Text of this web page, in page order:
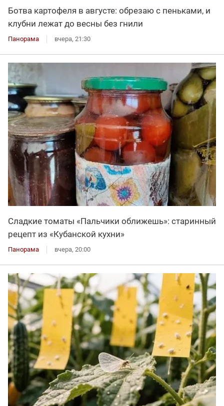
Ботва картофеля в августе: обрезаю с пеньками, и
клубни лежат до весны без гнили
Панорама вчера, 21:30
Сладкие томаты «Пальчики оближешь»: старинный
рецепт из «Кубанской кухни»
Панорама вчера, 20:00